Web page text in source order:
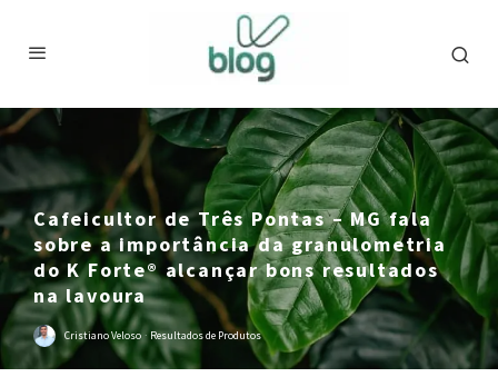
Cafeicultor de Três Pontas – MG fala
sobre a importância da granulometria
do K Forte® alcançar bons resultados
na lavoura
Cristiano Veloso · Resultados de Produtos